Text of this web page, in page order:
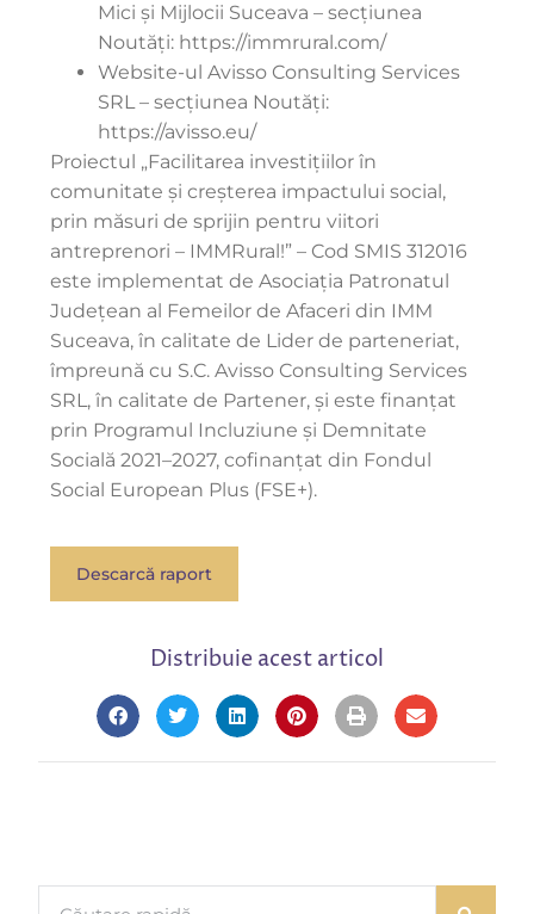
Mici și Mijlocii Suceava – secțiunea
Noutăți: https://immrural.com/
Website-ul Avisso Consulting Services
SRL – secțiunea Noutăți:
https://avisso.eu/
Proiectul „Facilitarea investițiilor în
comunitate și creșterea impactului social,
prin măsuri de sprijin pentru viitori
antreprenori – IMMRural!” – Cod SMIS 312016
este implementat de Asociația Patronatul
Județean al Femeilor de Afaceri din IMM
Suceava, în calitate de Lider de parteneriat,
împreună cu S.C. Avisso Consulting Services
SRL, în calitate de Partener, și este finanțat
prin Programul Incluziune și Demnitate
Socială 2021–2027, cofinanțat din Fondul
Social European Plus (FSE+).
Descarcă raport
Distribuie acest articol